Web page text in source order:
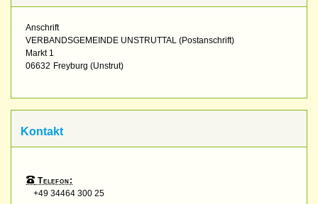
Anschrift
VERBANDSGEMEINDE UNSTRUTTAL (Postanschrift)
Markt 1
06632 Freyburg (Unstrut)
Kontakt
Telefon:
+49 34464 300 25